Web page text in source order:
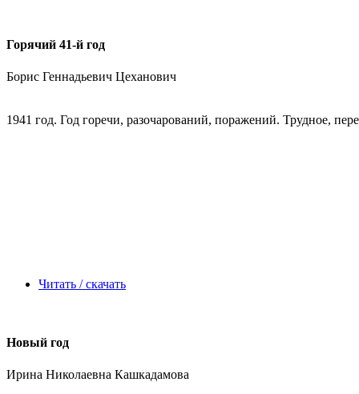
Горячий 41-й год
Борис Геннадьевич Цеханович
1941 год. Год горечи, разочарований, поражений. Трудное,
Читать / скачать
Новый год
Ирина Николаевна Кашкадамова